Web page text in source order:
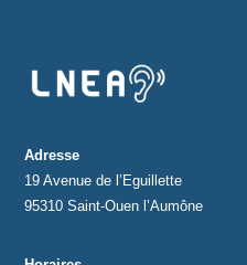
Adresse
19 Avenue de l’Eguillette
95310 Saint-Ouen l’Aumône